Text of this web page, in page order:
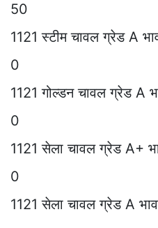
50
1121 स्टीम चावल ग्रेड A
0
1121 गोल्डन चावल ग्रेड
0
1121 सेला चावल ग्रेड A+
0
1121 सेला चावल ग्रेड A